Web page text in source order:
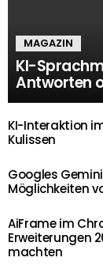
MAGAZIN
KI-
Antworten
KI-Interaktion
Kulissen
Googles
Möglichkeiten
AiFrame im
Erweiterungen
machten